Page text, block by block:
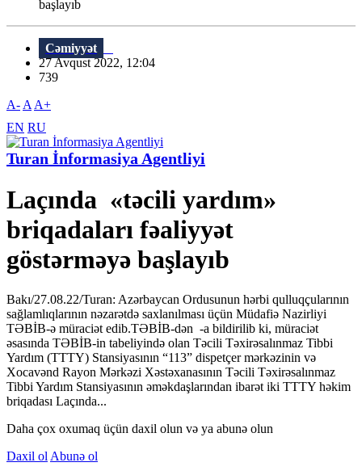
başlayıb
Cəmiyyət
27 Avqust 2022, 12:04
739
A- A A+
EN RU
Turan İnformasiya Agentliyi
Laçında «təcili yardım»
briqadaları fəaliyyət
göstərməyə başlayıb
Bakı/27.08.22/Turan: Azərbaycan Ordusunun hərbi qulluqçularının
sağlamlıqlarının nəzarətdə saxlanılması üçün Müdafiə Nazirliyi
TƏBİB-ə müraciət edib.TƏBİB-dən -a bildirilib ki, müraciət
əsasında TƏBİB-in tabeliyində olan Təcili Təxirəsalınmaz Tibbi
Yardım (TTTY) Stansiyasının “113” dispetçer mərkəzinin və
Xocavənd Rayon Mərkəzi Xəstəxanasının Təcili Təxirəsalınmaz
Tibbi Yardım Stansiyasının əməkdaşlarından ibarət iki TTTY həkim
briqadası Laçında...
Daha çox oxumaq üçün daxil olun və ya abunə olun
Daxil ol Abunə ol